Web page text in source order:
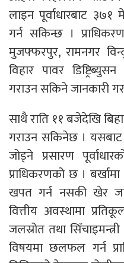
लाइन पूर्वाधारबाट ३७१
गर्न सकिन्छ ।
मुजफ्फरपुर, रामनगर
विहार पावर
गराउन सकिने जानकारी
साथै राति ११ बजेदेखि
गराउन सकिनेछ ।
जोड्ने प्रसारण
प्राधिकरणको छ ।
खपत गर्न नसकी खेर
वित्तीय अवस्थामा
जलस्रोत तथा
विषयमा छलफल गर्न